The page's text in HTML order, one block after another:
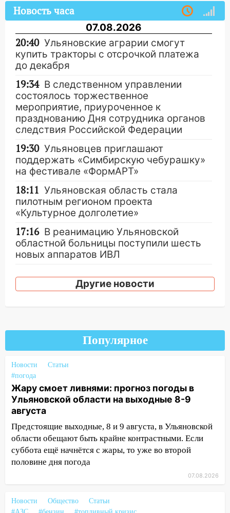
Новость часа
07.08.2026
20:40 Ульяновские аграрии смогут
купить тракторы с отсрочкой платежа
до декабря
19:34 В следственном управлении
состоялось торжественное
мероприятие, приуроченное к
празднованию Дня сотрудника органов
следствия Российской Федерации
19:30 Ульяновцев приглашают
поддержать «Симбирскую чебурашку»
на фестивале «ФормАРТ»
18:11 Ульяновская область стала
пилотным регионом проекта
«Культурное долголетие»
17:16 В реанимацию Ульяновской
областной больницы поступили шесть
новых аппаратов ИВЛ
ремонтируют дороги, ставят остановки
матч «Волги» под открытым небом
16:12
В Ульяновском госуниверситете
разработают отечественный прибор для
цифровой ПЦР
15:47 Ульяновцы могут вернуть деньги
за абонементы закрывшегося фитнес-
клуба «Рекорд-Fitness»
После вмешательства
площадки
Другие новости
Популярное
Новости
Статьи
#погода
Жару смоет ливнями: прогноз погоды в
Ульяновской области на выходные 8-9
августа
Предстоящие выходные, 8 и 9 августа, в Ульяновской
области обещают быть крайне контрастными. Если
суббота ещё начнётся с жары, то уже во второй
половине дня погода
07.08.2026
Новости Общество
Статьи